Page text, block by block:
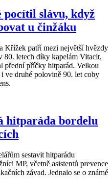
slávu, když
u činžáku
Křížek patří mezi největší hvězdy
80. letech díky kapelám Vitacit,
přední příčky hitparád. Velkou
ve druhé polovině 90. let coby
hitparáda bordelu
sestavit hitparádu
MP, včetně asistentů prevence
závad. Jednalo se o známé